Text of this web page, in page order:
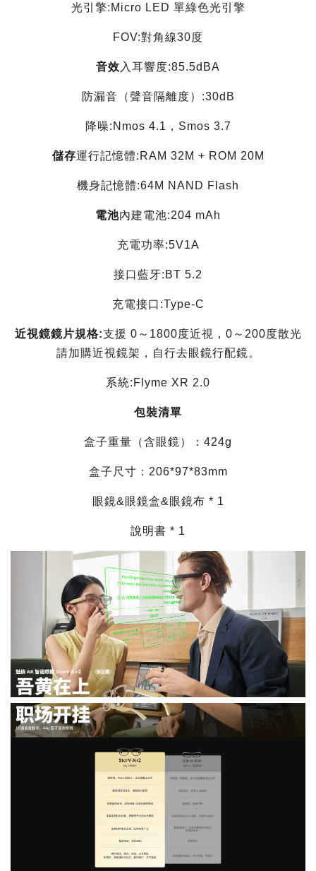
光引擎:Micro LED 單綠色光引擎
FOV:對角線30度
音效 入耳響度:85.5dBA
防漏音（聲音隔離度）:30dB
降噪:Nmos 4.1，Smos 3.7
儲存運行記憶體:RAM 32M + ROM 20M
機身記憶體:64M NAND Flash
電池內建電池:204 mAh
充電功率:5V1A
接口藍牙:BT 5.2
充電接口:Type-C
近視鏡鏡片規格:支援 0～1800度近視，0～200度散光
請加購近視鏡架，自行去眼鏡行配鏡。
系統:Flyme XR 2.0
包裝清單
盒子重量（含眼鏡）：424g
盒子尺寸：206*97*83mm
眼鏡&眼鏡盒&眼鏡布 * 1
說明書 * 1